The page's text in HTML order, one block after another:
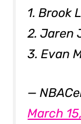
1. Brook
2. Jaren
3. Evan
—
March